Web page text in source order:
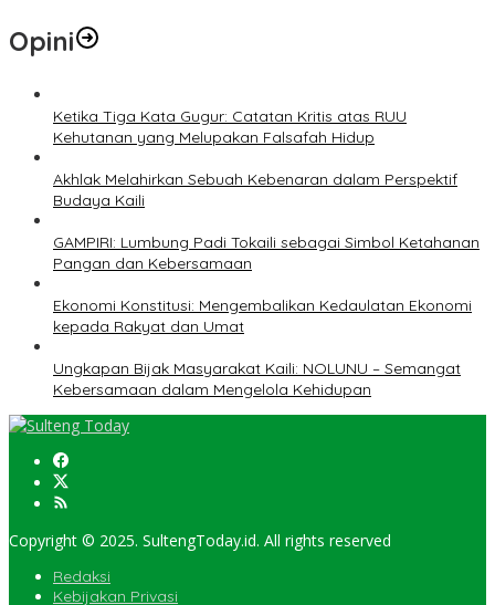
Opini
Ketika Tiga Kata Gugur: Catatan Kritis atas RUU
Kehutanan yang Melupakan Falsafah Hidup
Akhlak Melahirkan Sebuah Kebenaran dalam Perspektif
Budaya Kaili
GAMPIRI: Lumbung Padi Tokaili sebagai Simbol Ketahanan
Pangan dan Kebersamaan
Ekonomi Konstitusi: Mengembalikan Kedaulatan Ekonomi
kepada Rakyat dan Umat
Ungkapan Bijak Masyarakat Kaili: NOLUNU – Semangat
Kebersamaan dalam Mengelola Kehidupan
Copyright © 2025. SultengToday.id. All rights reserved
Redaksi
Kebijakan Privasi